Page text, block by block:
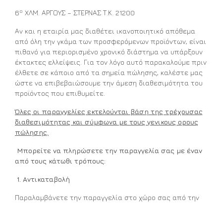
6ο ΧΛΜ. ΑΡΓΟΥΣ – ΣΤΕΡΝΑΣ Τ.Κ. 21200
Αν και η εταιρία μας διαθέτει ικανοποιητικό απόθεμα
από όλη την γκάμα των προσφερόμενων προϊόντων, είναι
πιθανό για περιορισμένο χρονικό διάστημα να υπάρξουν
έκτακτες ελλείψεις. Για τον λόγο αυτό παρακαλούμε πριν
έλθετε σε κάποιο από τα σημεία πώλησης, καλέστε μας
ώστε να επιβεβαιώσουμε την άμεση διαθεσιμότητα του
προϊόντος που επιθυμείτε.
Όλες οι παραγγελίες εκτελούνται βάση της τρέχουσας
διαθεσιμότητας και σύμφωνα με τους γενικους ορους
πώλησης.
Μπορείτε να πληρώσετε την παραγγελία σας με έναν
από τους κάτωθι τρόπους:
1. Αντικαταβολή
Παραλαμβάνετε την παραγγελία στο χώρο σας από την